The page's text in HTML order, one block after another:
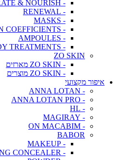
- HYDRATE & NOURISH
- RENEWAL
- MASKS
- PROTECTION COEFFICIENTS
- AMPOULES
- BODY TREATMENTS
ZO SKIN
- ZO SKIN מארזים
- ZO SKIN מוצרים
איפור מקצועי
- ANNA LOTAN
- ANNA LOTAN PRO
- HL
- MAGIRAY
- ON MACABIM
BABOR
- MAKEUP
- 3D FIRMING CONCEALER